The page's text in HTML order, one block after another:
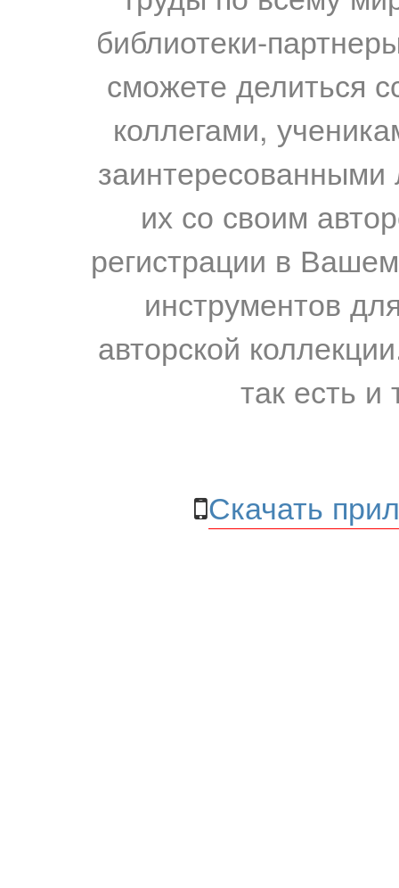
библиотеки-
сможете делиться
коллегами,
их со своим
регистрации в
инструментов
авторской
так есть и
Скачать